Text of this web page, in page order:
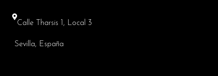
Calle Tharsis 1, Local 3
Sevilla, España